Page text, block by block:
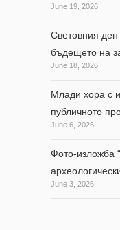
June 19, 2026
Световния
бъдещето на
June 18, 2026
Млади хора с
публичното
June 6, 2026
Фото-изложба
June 3, 2026